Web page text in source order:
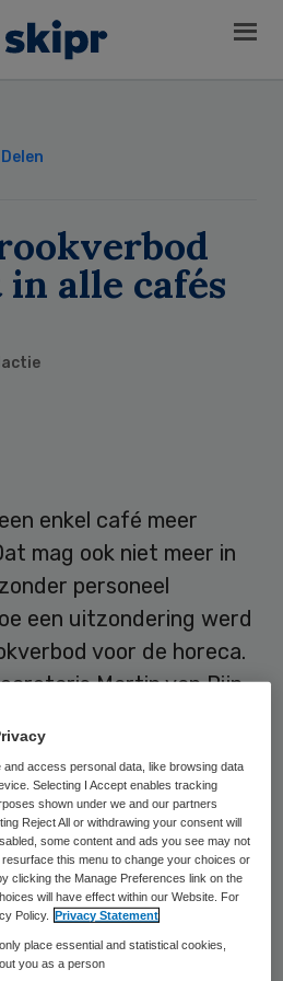
Delen
alle cafés
enkel café meer
mag ook niet meer in
personeel
een uitzondering werd
voor de horeca.
Martin van Rijn
besluit is de uitspraak
van 10 oktober. Die
uitzondering voor
is, net zoals eerder
al deed.
access personal data, like browsing data
Selecting I Accept enables tracking
shown under we and our partners
Reject All or withdrawing your consent will
some content and ads you see may not
this menu to change your choices or
clicking the Manage Preferences link on the
will have effect within our Website. For
Policy.
Privacy Statement
place essential and statistical cookies,
you as a person